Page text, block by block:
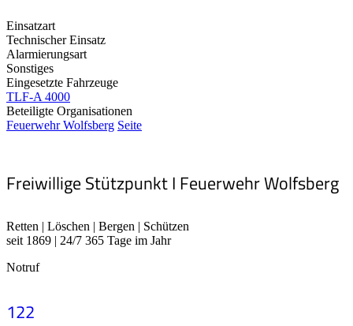
Einsatzart
Technischer Einsatz
Alarmierungsart
Sonstiges
Eingesetzte Fahrzeuge
TLF-A 4000
Beteiligte Organisationen
Feuerwehr Wolfsberg Seite
Freiwillige Stützpunkt I Feuerwehr Wolfsberg
Retten | Löschen | Bergen | Schützen
seit 1869 | 24/7 365 Tage im Jahr
Notruf
122